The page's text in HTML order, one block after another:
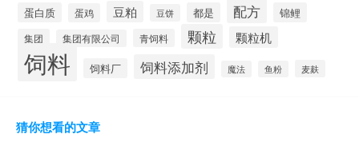
蛋白质 蛋鸡 豆粕 豆饼 都是 配方 锦鲤
集团 集团有限公司 青饲料 颗粒 颗粒机
饲料 饲料厂 饲料添加剂 魔法 鱼粉 麦麸
猜你想看的文章